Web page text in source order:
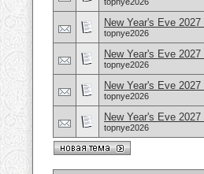
New Year's Eve
topnye2026
New Year's Eve
topnye2026
New Year's Eve
topnye2026
New Year's Eve
topnye2026